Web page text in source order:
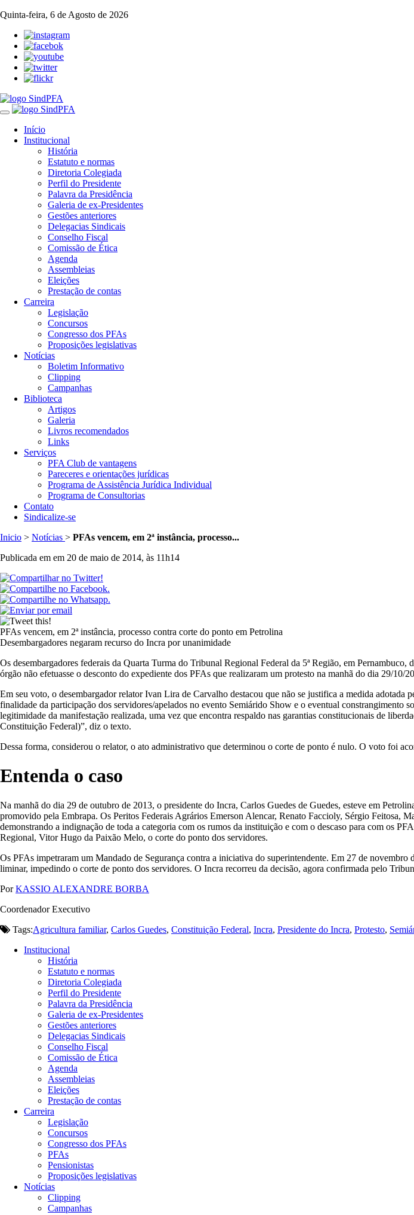
Quinta-feira, 6 de Agosto de 2026
Toggle
navigation
Início
Institucional
História
Estatuto e normas
Diretoria Colegiada
Perfil do Presidente
Palavra da Presidência
Galeria de ex-Presidentes
Gestões anteriores
Delegacias Sindicais
Conselho Fiscal
Comissão de Ética
Agenda
Assembleias
Eleições
Prestação de contas
Carreira
Legislação
Concursos
Congresso dos PFAs
Proposições legislativas
Notícias
Boletim Informativo
Clipping
Campanhas
Biblioteca
Artigos
Galeria
Livros recomendados
Links
Serviços
PFA Club de vantagens
Pareceres e orientações jurídicas
Programa de Assistência Jurídica Individual
Programa de Consultorias
Contato
Sindicalize-se
Inicio > Notícias > PFAs vencem, em 2ª instância, processo...
Publicada em em 20 de maio de 2014, às 11h14
PFAs vencem, em 2ª instância, processo contra corte do ponto em Petrolina
Desembargadores negaram recurso do Incra por unanimidade
Os desembargadores federais da Quarta Turma do Tribunal Regional Federal da 5ª Região, em
órgão não efetuasse o desconto do expediente dos PFAs que realizaram um protesto na manhã do dia 29/
Em seu voto, o desembargador relator Ivan Lira de Carvalho destacou que não se justifica a medida
finalidade da participação dos servidores/apelados no evento Semiárido Show e o eventual
legitimidade da manifestação realizada, uma vez que encontra respaldo nas garantias constitucionais de
Constituição Federal)”, diz o texto.
Dessa forma, considerou o relator, o ato administrativo que determinou o corte de ponto é nulo. O voto foi
Entenda o caso
Na manhã do dia 29 de outubro de 2013, o presidente do Incra, Carlos Guedes de Guedes, esteve em
promovido pela Embrapa. Os Peritos Federais Agrários Emerson Alencar, Renato Faccioly, Sérgio
demonstrando a indignação de toda a categoria com os rumos da instituição e com o descaso para com os
Regional, Vitor Hugo da Paixão Melo, o corte do ponto dos servidores.
Os PFAs impetraram um Mandado de Segurança contra a iniciativa do superintendente. Em 27 de
liminar, impedindo o corte de ponto dos servidores. O Incra recorreu da decisão, agora confirmada pelo
PorKASSIO ALEXANDRE BORBA
Coordenador Executivo
Tags:Agricultura familiar, Carlos Guedes, Constituição Federal, Incra, Presidente do Incra, Protesto,
Institucional
História
Estatuto e normas
Diretoria Colegiada
Perfil do Presidente
Palavra da Presidência
Galeria de ex-Presidentes
Gestões anteriores
Delegacias Sindicais
Conselho Fiscal
Comissão de Ética
Agenda
Assembleias
Eleições
Prestação de contas
Carreira
Legislação
Concursos
Congresso dos PFAs
PFAs
Pensionistas
Proposições legislativas
Notícias
Clipping
Campanhas